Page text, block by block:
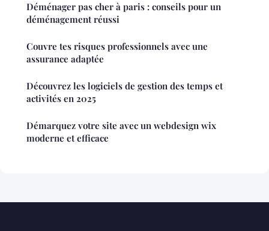
Déménager pas cher à paris : conseils pour un
déménagement réussi
Couvre tes risques professionnels avec une
assurance adaptée
Découvrez les logiciels de gestion des temps et
activités en 2025
Démarquez votre site avec un webdesign wix
moderne et efficace